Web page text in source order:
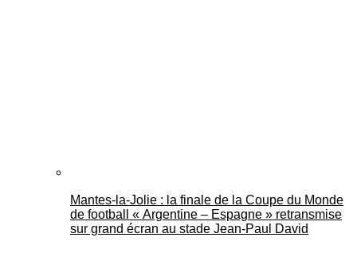
Mantes-la-Jolie : la finale de la Coupe du Monde
de football « Argentine – Espagne » retransmise
sur grand écran au stade Jean-Paul David